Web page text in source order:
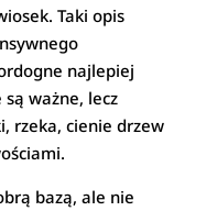
Taki opis
najlepiej
ważne, lecz
rzeka, cienie drzew
bazą, ale nie